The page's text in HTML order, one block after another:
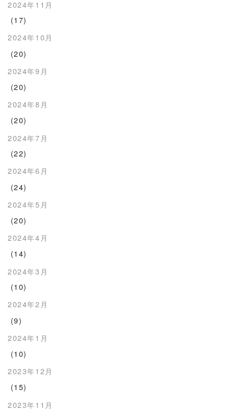
2024年11月
(17)
2024年10月
(20)
2024年9月
(20)
2024年8月
(20)
2024年7月
(22)
2024年6月
(24)
2024年5月
(20)
2024年4月
(14)
2024年3月
(10)
2024年2月
(9)
2024年1月
(10)
2023年12月
(15)
2023年11月